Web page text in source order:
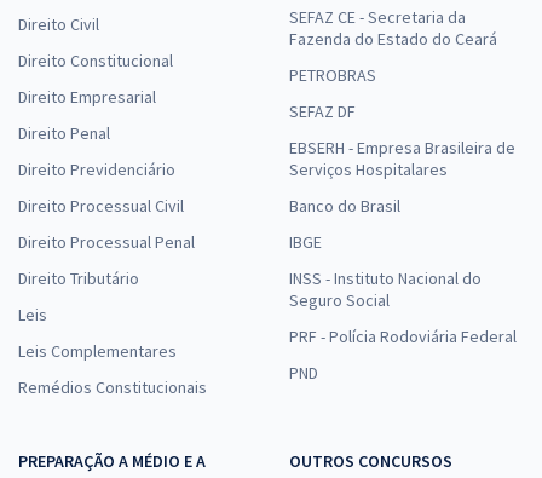
Direito Civil
Direito Constitucional
Direito Empresarial
Direito Penal
Direito Previdenciário
Direito Processual Civil
Direito Processual Penal
Direito Tributário
Leis
Leis Complementares
Remédios Constitucionais
SEFAZ CE - Secretaria da
Fazenda do Estado do Ceará
PETROBRAS
SEFAZ DF
EBSERH - Empresa Brasileira de
Serviços Hospitalares
Banco do Brasil
IBGE
INSS - Instituto Nacional do
Seguro Social
PRF - Polícia Rodoviária Federal
PND
PREPARAÇÃO A MÉDIO E A
OUTROS CONCURSOS